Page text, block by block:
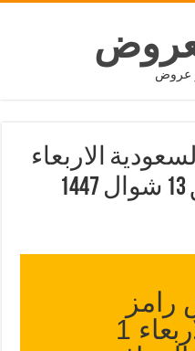
عروض
الاربعاء
1 أبريل 2026 الموافق 13 شوال 1447
السعودية الاربعاء 1